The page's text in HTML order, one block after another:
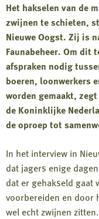
Het hakselen van de
zwijnen te schieten,
Nieuwe Oogst. Zij is
Faunabeheer. Om dit
afspraken nodig
boeren, loonwerkers
worden gemaakt,
de Koninklijke
de oproep tot
In het interview in
dat jagers enige
dat er gehakseld gaat
voorbereiden en door
wel echt zwijnen